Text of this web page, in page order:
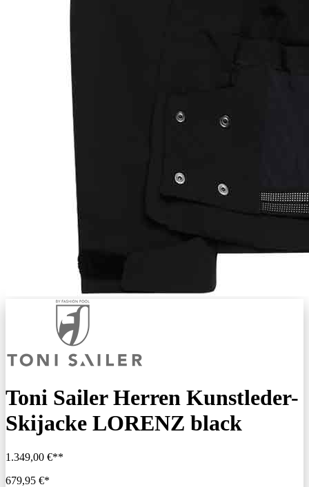
Toni Sailer Herren Kunstleder-
Skijacke LORENZ black
1.349,00 €**
679,95 €*